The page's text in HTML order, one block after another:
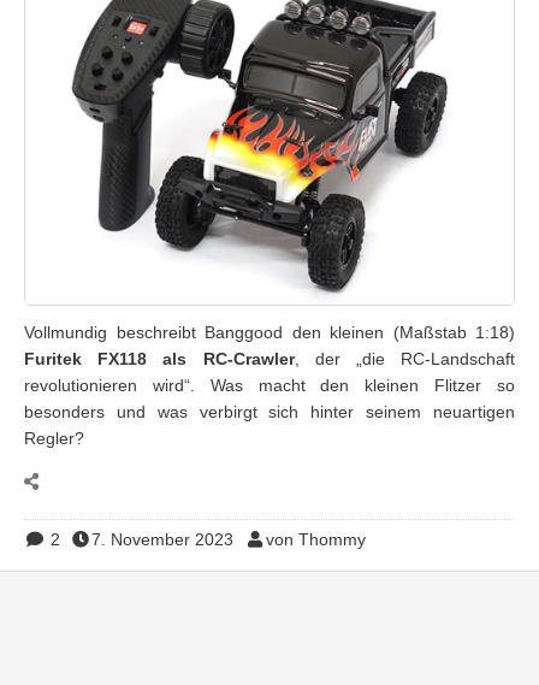
Vollmundig beschreibt Banggood den kleinen (Maßstab 1:18)
Furitek FX118 als RC-Crawler, der „die RC-Landschaft
revolutionieren wird“. Was macht den kleinen Flitzer so
besonders und was verbirgt sich hinter seinem neuartigen
Regler?
2 7. November 2023 von Thommy